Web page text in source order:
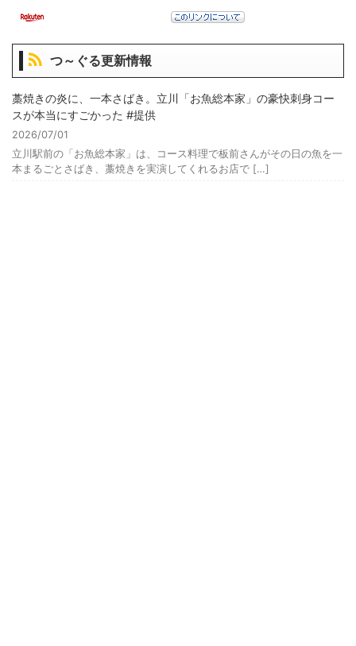
つ～ぐる更新情報
藁焼きの炎に、一本さばき。立川「お魚総本家」の豪快刺身コー
スが本当にすごかった #提供
2026/07/01
立川駅前の「お魚総本家」は、コース料理で板前さんがその日の魚を一
本まるごとさばき、藁焼きを実演してくれるお店で […]